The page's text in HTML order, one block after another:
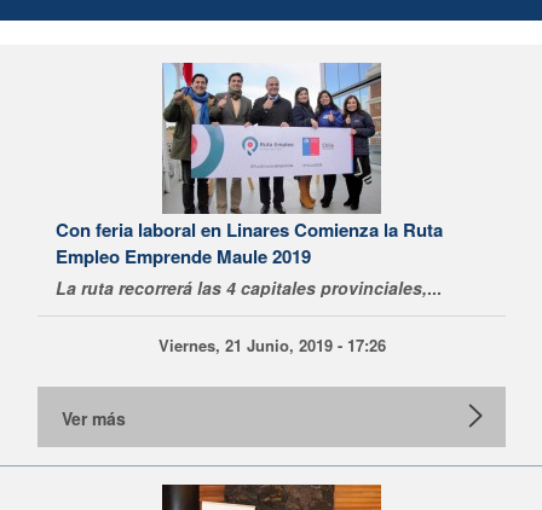
Con feria laboral en Linares Comienza la Ruta
Empleo Emprende Maule 2019
La ruta recorrerá las 4 capitales provinciales,...
Viernes, 21 Junio, 2019 - 17:26
Ver más